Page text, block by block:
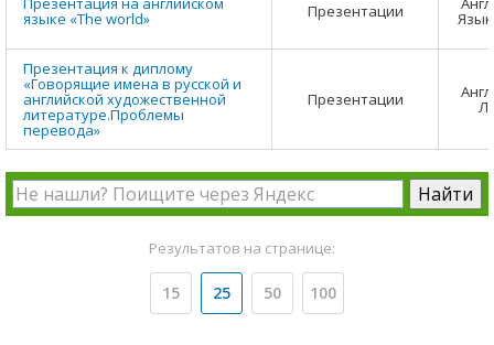
языке «The world» Презентации
Презентация к диплому
«Говорящие имена в русской и
английской художественной
литературе.Проблемы
перевода»
Презентации
Результатов на странице:
15 25 50 100